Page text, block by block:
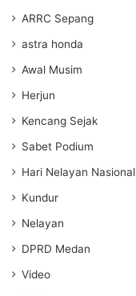
ARRC Sepang
astra honda
Awal Musim
Herjun
Kencang Sejak
Sabet Podium
Hari Nelayan Nasional
Kundur
Nelayan
DPRD Medan
Video